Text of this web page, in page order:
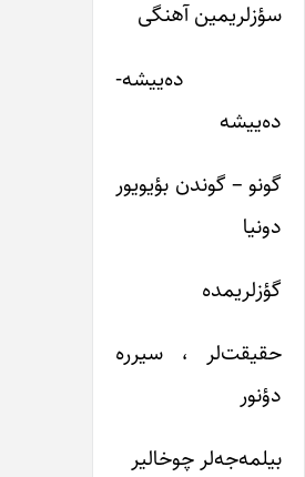
سؤزلریمین آهنگی
ده‌ییشه-
ده‌ییشه
گونو – گوندن بؤیویور
دونیا
گؤزلریمده
حقیقت‌لر ، سیرره
دؤنور
بیلمه‌جه‌لر چوخالیر